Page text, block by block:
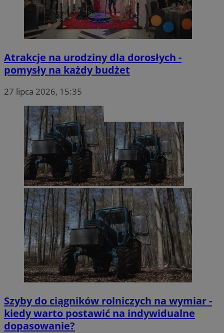
Atrakcje na urodziny dla dorosłych -
pomysły na każdy budżet
27 lipca 2026, 15:35
Szyby do ciągników rolniczych na wymiar -
kiedy warto postawić na indywidualne
dopasowanie?